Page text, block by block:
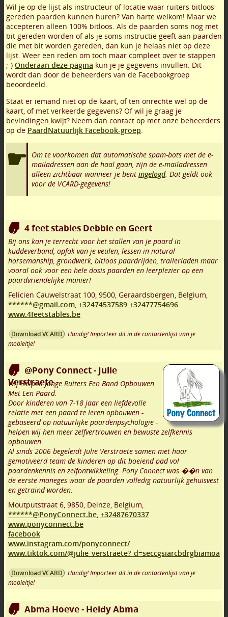
Wil je op de lijst als instructeur of locatie waar ruiters bitloos
gereden paarden kunnen huren? Van harte welkom! Maar we
accepteren alleen 100% bitloos. Als de paarden soms nog met
bit gereden worden of als je soms instructie geeft aan paarden
die met bit worden gereden, dan kun je helaas niet op deze
lijst. Weer een reden om toch maar compleet over te stappen
;-) Onderaan deze pagina kun je je gegevens invullen. Dit
wordt dan door de beheerders van de Facebookgroep
beoordeeld.
Staat er iemand niet op de kaart, of ten onrechte wel op de
kaart, of met verkeerde gegevens? Of wil je graag je
bevindingen kwijt? Neem dan contact op met onze beheerders
op de PaardNatuurlijk Facebook-groep.
Om te voorkomen dat automatische spam-bots met de e-
mailadressen aan de haal gaan, zijn de e-mailadressen
alleen zichtbaar wanneer je bent ingelogd. Dat geldt ook
voor de VCARD-gegevens!
4 feet stables Debbie en Geert
Bij ons kan je terrecht voor het stallen van je paard in
kuddeverband, opfok van je veulen, lessen in natural
horsemanship, grondwerk, bitloos paardrijden, trailerladen maar
vooral ook voor een hele dosis paarden en leerplezier op een
paardvriendelijke manier!
Felicien Cauwelstraat 100, 9500, Geraardsbergen, Belgium,
******@gmail.com, +32474537589 +32477754696
www.4feetstables.be
Download VCARD
Handig! Importeer dit in de contactenlijst van je
mobieltje!
@Pony Connect - Julie
Verstraete
Wij Helpen Jonge Ruiters Een Band Opbouwen
Met Een Paard.
Door kinderen van 7-18 jaar een liefdevolle
relatie met een paard te leren opbouwen -
gebaseerd op natuurlijke paardenpsychologie -
helpen wij hen meer zelfvertrouwen en bewuste zelfkennis
opbouwen.
Al sinds 2006 begeleidt Julie Verstraete samen met haar
gemotiveerd team de kinderen op dit boeiend pad vol
paardenkennis en zelfontwikkeling. Pony Connect was ��n van
de eerste maneges waar de paarden volledig natuurlijk gehuisvest
en getraind worden.
Moutputstraat 6, 9850, Deinze, Belgium,
******@PonyConnect.be, +32487670337
www.ponyconnect.be
facebook
www.instagram.com/ponyconnect/
www.tiktok.com/@julie_verstraete?_d=seccgsiarcbdrgbiamoa
Download VCARD
Handig! Importeer dit in de contactenlijst van je
mobieltje!
Abma Hoeve - Heidy Abma